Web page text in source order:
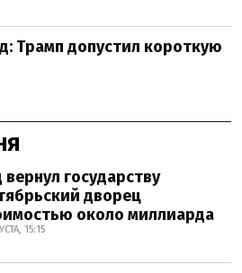
Трамп допустил короткую
вернул государству
дворец
около миллиарда
15:15